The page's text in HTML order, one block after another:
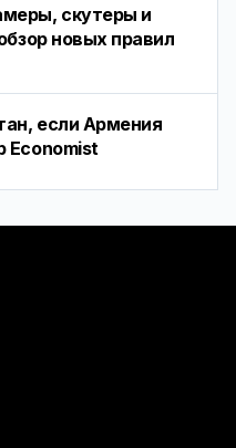
скутеры и
новых правил
если Армения
Economist